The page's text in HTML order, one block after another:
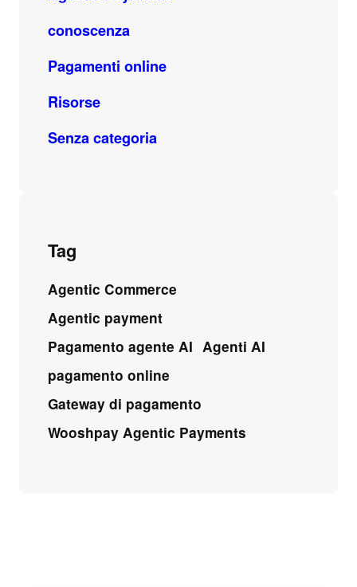
conoscenza
Pagamenti online
Risorse
Senza categoria
Tag
Agentic Commerce
Agentic payment
Pagamento agente AI Agenti AI
pagamento online
Gateway di pagamento
Wooshpay Agentic Payments